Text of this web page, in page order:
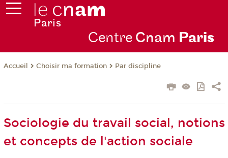
Centre Cnam Paris
Accueil Choisir ma formation Par discipline
Sociologie du travail social, notions
et concepts de l'action sociale